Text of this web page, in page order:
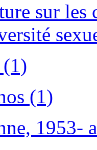
sur
(1)
1953-